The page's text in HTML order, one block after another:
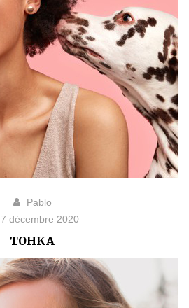
Pablo
7 décembre 2020
TOHKA